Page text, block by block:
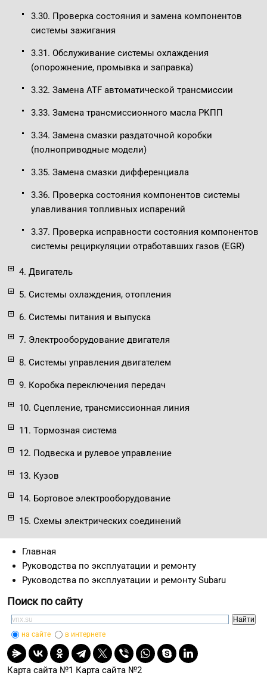
3.30. Проверка состояния и замена компонентов
системы зажигания
3.31. Обслуживание системы охлаждения
(опорожнение, промывка и заправка)
3.32. Замена ATF автоматической трансмиссии
3.33. Замена трансмиссионного масла РКПП
3.34. Замена смазки раздаточной коробки
(полноприводные модели)
3.35. Замена смазки дифференциала
3.36. Проверка состояния компонентов системы
улавливания топливных испарений
3.37. Проверка исправности состояния компонентов
системы рециркуляции отработавших газов (EGR)
4. Двигатель
5. Системы охлаждения, отопления
6. Системы питания и выпуска
7. Электрооборудование двигателя
8. Системы управления двигателем
9. Коробка переключения передач
10. Сцепление, трансмиссионная линия
11. Тормозная система
12. Подвеска и рулевое управление
13. Кузов
14. Бортовое электрооборудование
15. Схемы электрических соединений
Главная
Руководства по эксплуатации и ремонту
Руководства по эксплуатации и ремонту Subaru
Поиск по сайту
на сайте в интернете
Карта сайта №1 Карта сайта №2